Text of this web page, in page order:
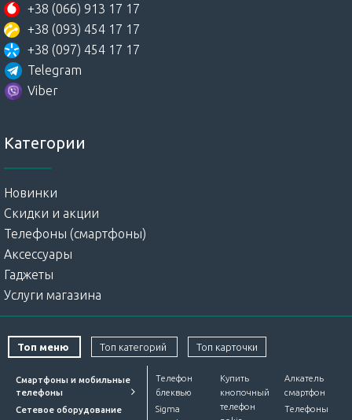
+38 (066) 913 17 17
+38 (093) 454 17 17
+38 (097) 454 17 17
Telegram
Viber
Категории
Новинки
Скидки и акции
Телефоны (смартфоны)
Аксессуары
Гаджеты
Услуги магазина
Топ меню Топ категорий Топ карточки
Смартфоны и мобильные
телефоны
Сетевое оборудование
Телефон
блеквью
Sigma
Купить
кнопочный
телефон
Алкатель
смартфон
Телефоны